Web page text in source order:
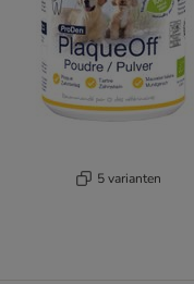
5 varianten